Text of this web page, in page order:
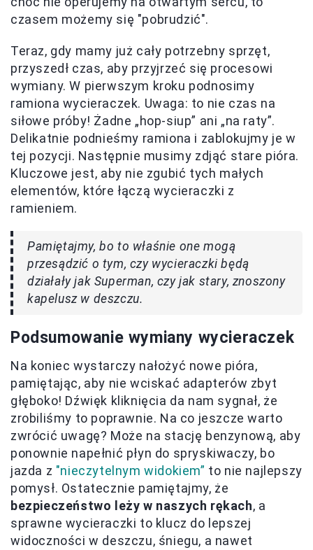
czasem możemy się "pobrudzić".
Teraz, gdy mamy już cały potrzebny sprzęt,
przyszedł czas, aby przyjrzeć się procesowi
wymiany. W pierwszym kroku podnosimy
ramiona wycieraczek. Uwaga: to nie czas na
siłowe próby! Żadne „hop-siup” ani „na raty”.
Delikatnie podnieśmy ramiona i zablokujmy je w
tej pozycji. Następnie musimy zdjąć stare pióra.
Kluczowe jest, aby nie zgubić tych małych
elementów, które łączą wycieraczki z
ramieniem.
Pamiętajmy, bo to właśnie one mogą
przesądzić o tym, czy wycieraczki będą
działały jak Superman, czy jak stary, znoszony
kapelusz w deszczu.
Podsumowanie wymiany wycieraczek
Na koniec wystarczy nałożyć nowe pióra,
pamiętając, aby nie wciskać adapterów zbyt
głęboko! Dźwięk kliknięcia da nam sygnał, że
zrobiliśmy to poprawnie. Na co jeszcze warto
zwrócić uwagę? Może na stację benzynową, aby
ponownie napełnić płyn do spryskiwaczy, bo
jazda z "nieczytelnym widokiem” to nie najlepszy
pomysł. Ostatecznie pamiętajmy, że
bezpieczeństwo leży w naszych rękach, a
sprawne wycieraczki to klucz do lepszej
widoczności w deszczu, śniegu, a nawet